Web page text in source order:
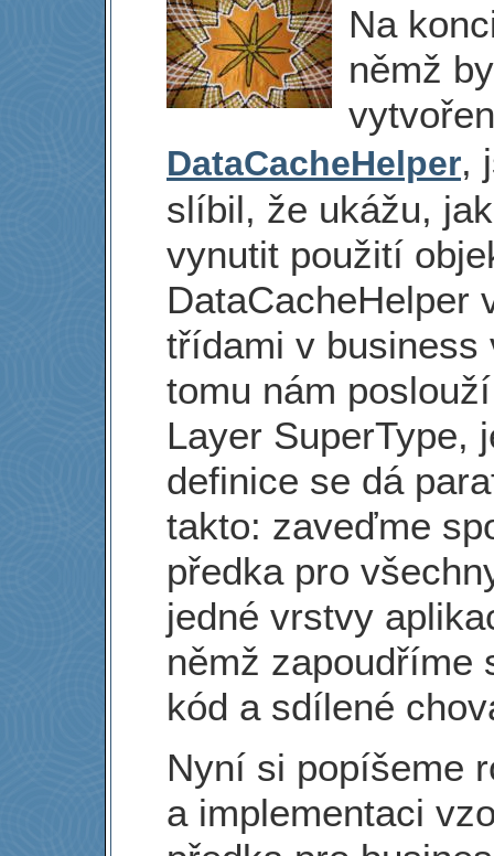
Na
němž
DataCacheHelper,
slíbil, že ukážu,
vynutit použití
DataCacheHelper
třídami v business
tomu nám
Layer SuperType,
definice se dá
takto: zaveďme
předka pro
jedné vrstvy
němž zapoudříme
kód a sdílené
Nyní si popíšeme
a implementaci